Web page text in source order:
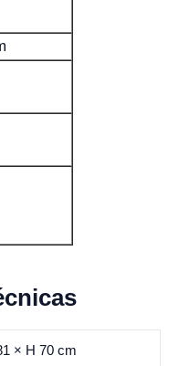
× H 70 cm